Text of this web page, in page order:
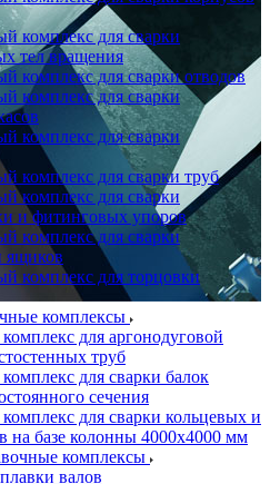
комплекс для сварки
тел вращения
комплекс для сварки отводов
комплекс для сварки
комплекс для сварки
комплекс для сварки труб
комплекс для сварки
и фитинговых упоров
комплекс для сварки
ящиков
комплекс для торцовки
комплексы
для аргонодуговой
труб
для сварки балок
сечения
для сварки кольцевых и
на базе колонны 4000x4000 мм
комплексы
валов